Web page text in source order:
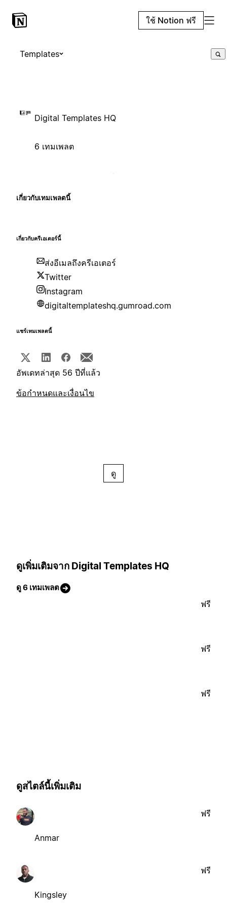
ใช้ Notion ฟรี
Templates
Digital Templates HQ
6 เทมเพลต
เกี่ยวกับเทมเพลตนี้
เกี่ยวกับครีเอเตอร์นี้
ส่งอีเมลถึงครีเอเตอร์
Twitter
Instagram
digitaltemplateshq.gumroad.com
แชร์เทมเพลตนี้
อัพเดทล่าสุด 56 ปีที่แล้ว
ข้อกำหนดและเงื่อนไข
ดู
ดูเพิ่มเติมจาก Digital Templates HQ
ดู 6 เทมเพลต
ฟรี
ฟรี
ฟรี
ดูสไตล์นี้เพิ่มเติม
Anmar
ฟรี
Kingsley
ฟรี